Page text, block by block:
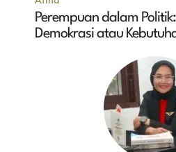
Perempuan dalam
Demokrasi atau